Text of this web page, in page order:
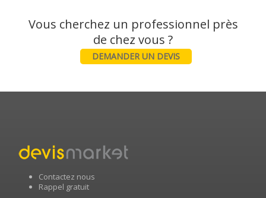
Vous cherchez un professionnel près
DEMANDER UN DEVIS
Contactez nous
Rappel gratuit